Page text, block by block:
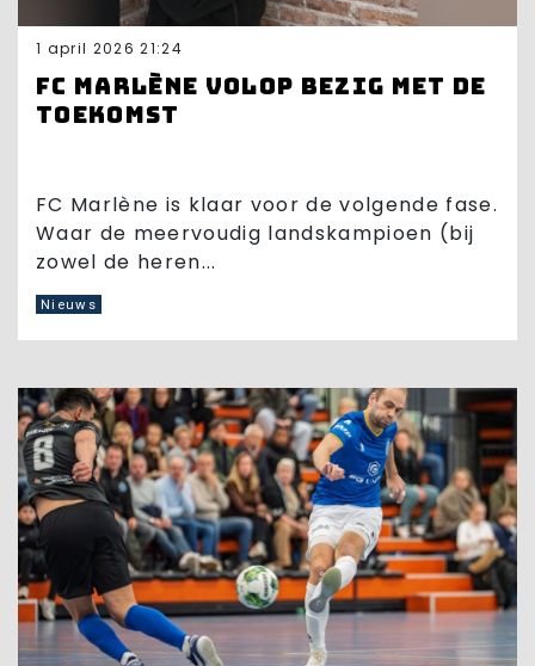
1 april 2026 21:24
FC Marlène volop bezig met de
toekomst
FC Marlène is klaar voor de volgende fase.
Waar de meervoudig landskampioen (bij
zowel de heren...
Nieuws